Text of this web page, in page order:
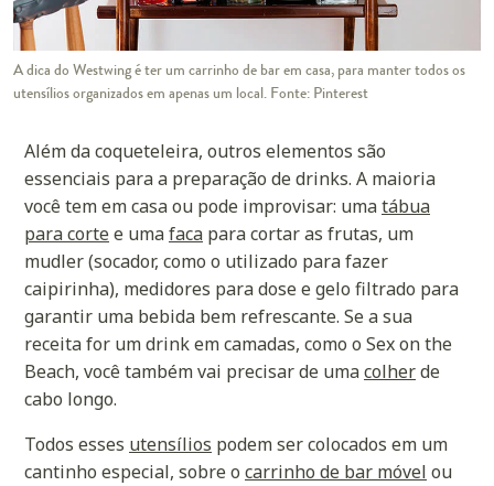
A dica do Westwing é ter um carrinho de bar em casa, para manter todos os
utensílios organizados em apenas um local. Fonte: Pinterest
Além da coqueteleira, outros elementos são
essenciais para a preparação de drinks. A maioria
você tem em casa ou pode improvisar: umatábua
para cortee umafaca para cortar as frutas, um
mudler (socador, como o utilizado para fazer
caipirinha), medidores para dose e gelo filtrado para
garantir uma bebida bem refrescante. Se a sua
receita for um drink em camadas, como o Sex on the
Beach, você também vai precisar de umacolherde
cabo longo.
Todos esses utensílios podem ser colocados em um
cantinho especial, sobre o carrinho de bar móvel ou